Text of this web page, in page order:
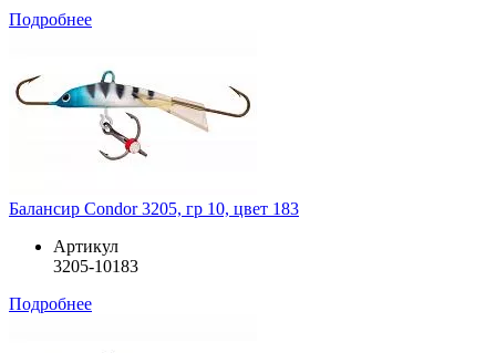
Подробнее
Балансир Condor 3205, гр 10, цвет 183
Артикул
3205-10183
Подробнее